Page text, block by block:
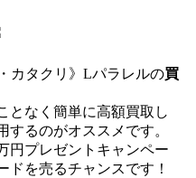
カタクリ》Lパラレルの買
となく簡単に高額買取し
するのがオススメです。
円プレゼントキャンペー
ドを売るチャンスです！